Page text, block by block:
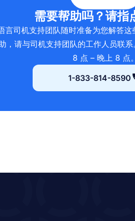
需要帮助吗？请指
言司机支持团队随时准备为您解答
，请与司机支持团队的工作人员联
8 点 – 晚上 8 点
1-833-814-8590